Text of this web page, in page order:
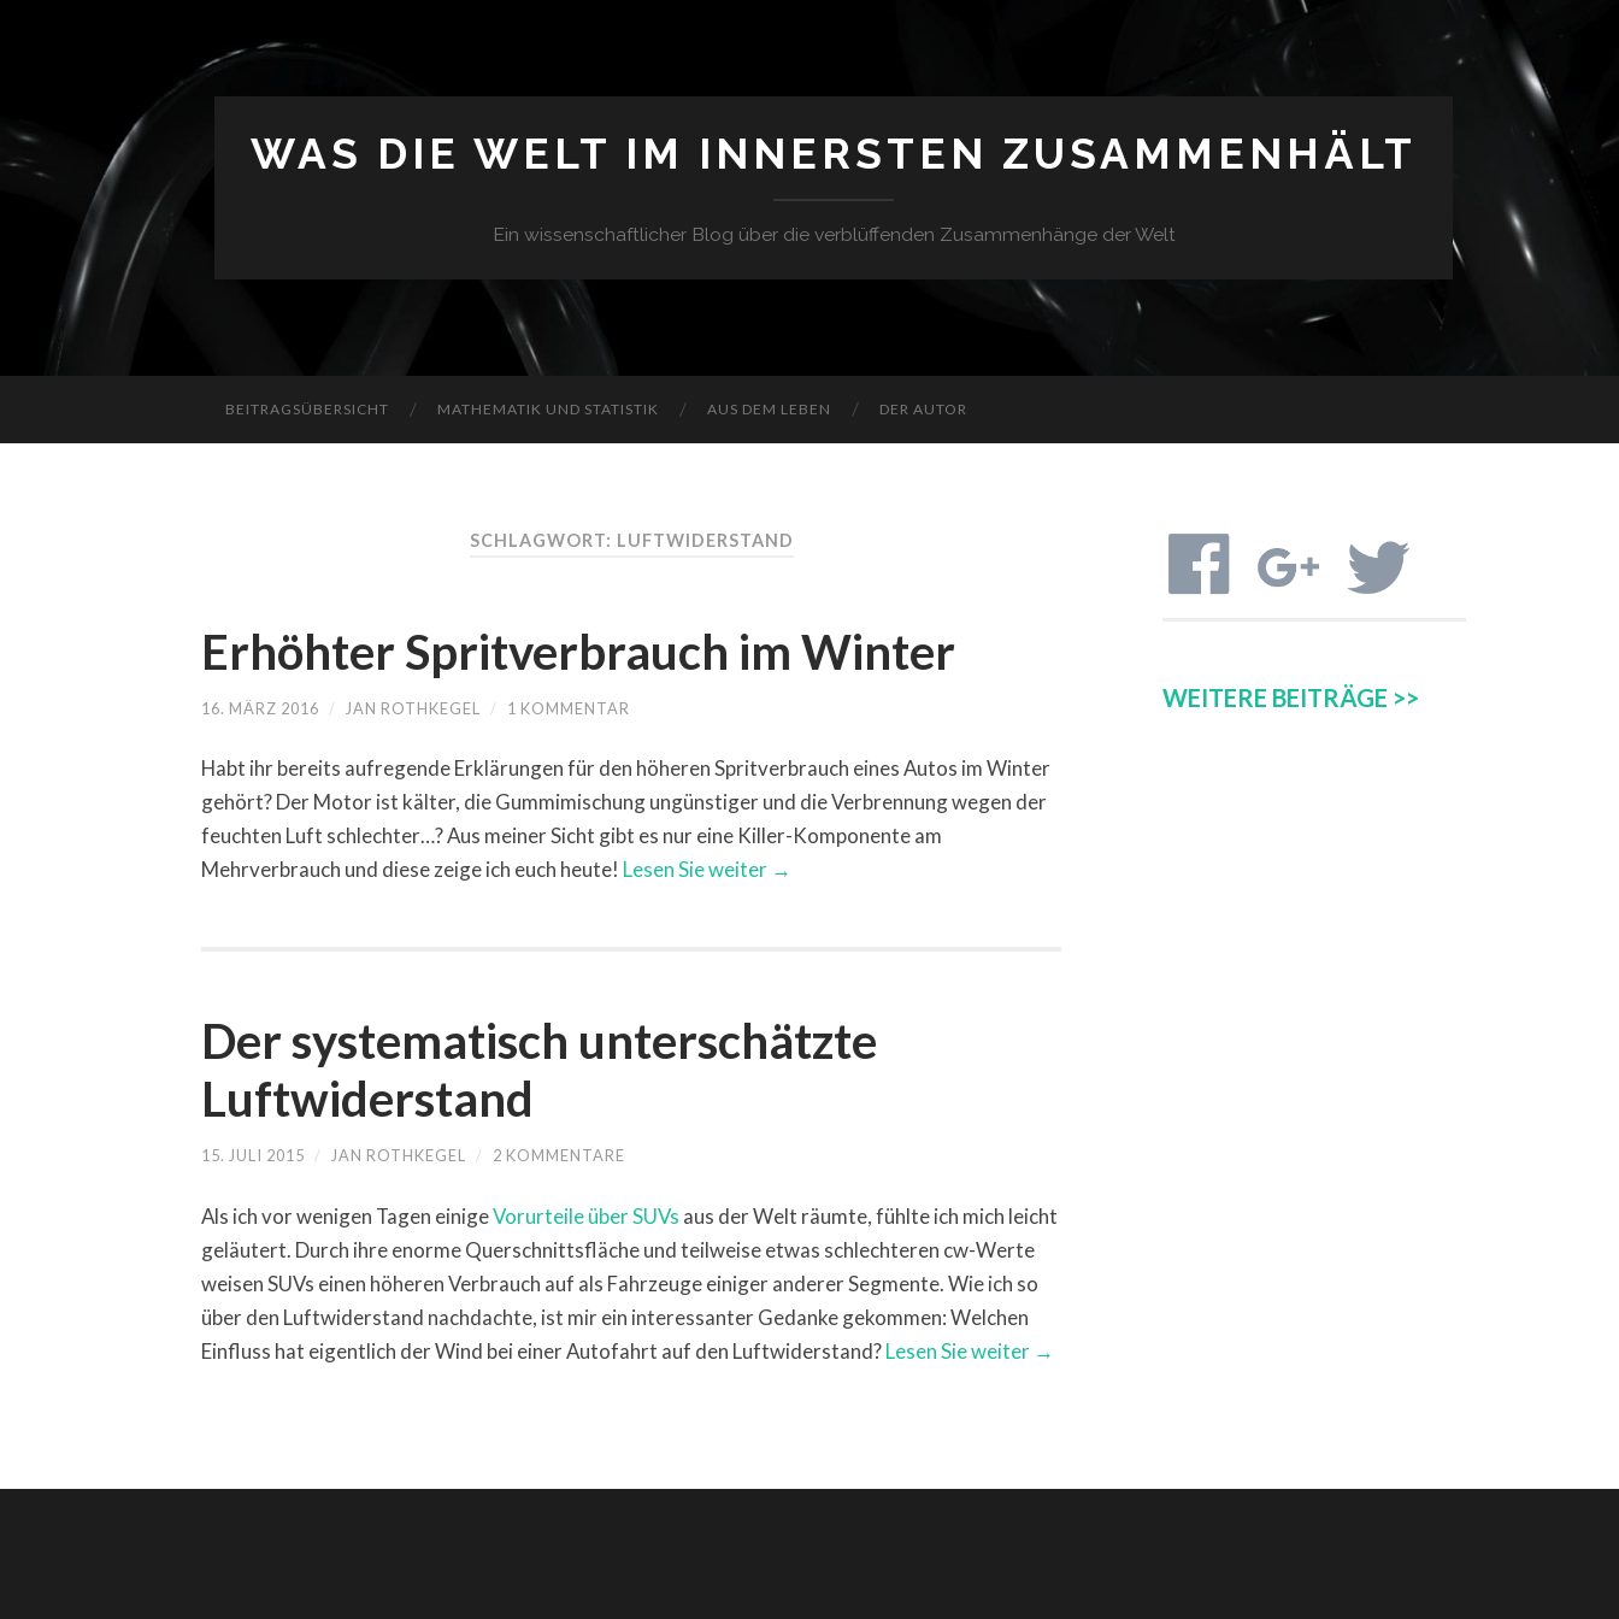
WAS DIE WELT IM INNERSTEN ZUSAMMENHÄLT
Ein wissenschaftlicher Blog über die verblüffenden Zusammenhänge der Welt
BEITRAGSÜBERSICHT MATHEMATIK UND STATISTIK AUS DEM LEBEN DER AUTOR
SCHLAGWORT: LUFTWIDERSTAND
Erhöhter Spritverbrauch im Winter
16. MÄRZ 2016 / JAN ROTHKEGEL / 1 KOMMENTAR
Habt ihr bereits aufregende Erklärungen für den höheren Spritverbrauch eines Autos im Winter
gehört? Der Motor ist kälter, die Gummimischung ungünstiger und die Verbrennung wegen der
feuchten Luft schlechter…? Aus meiner Sicht gibt es nur eine Killer-Komponente am
Mehrverbrauch und diese zeige ich euch heute! Lesen Sie weiter →
Der systematisch unterschätzte
Luftwiderstand
15. JULI 2015 / JAN ROTHKEGEL / 2 KOMMENTARE
Als ich vor wenigen Tagen einigeVorurteile über SUVs aus der Welt räumte, fühlte ich mich leicht
geläutert. Durch ihre enorme Querschnittsfläche und teilweise etwas schlechteren cw-Werte
weisen SUVs einen höheren Verbrauch auf als Fahrzeuge einiger anderer Segmente. Wie ich so
über den Luftwiderstand nachdachte, ist mir ein interessanter Gedanke gekommen: Welchen
Einfluss hat eigentlich der Wind bei einer Autofahrt auf den Luftwiderstand?Lesen Sie weiter →
WEITERE BEITRÄGE >>